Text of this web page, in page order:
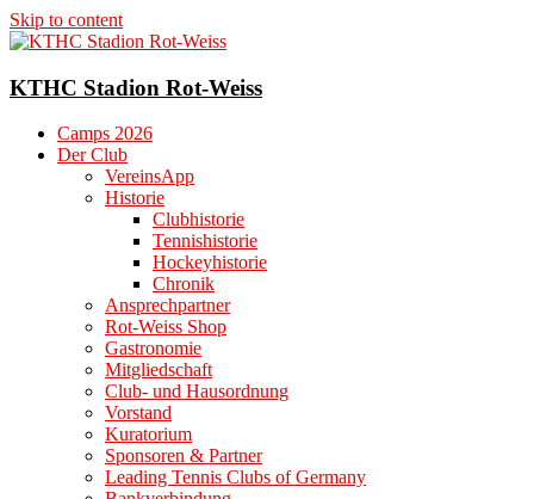
Skip to content
KTHC Stadion Rot-Weiss
Camps 2026
Der Club
VereinsApp
Historie
Clubhistorie
Tennishistorie
Hockeyhistorie
Chronik
Ansprechpartner
Rot-Weiss Shop
Gastronomie
Mitgliedschaft
Club- und Hausordnung
Vorstand
Kuratorium
Sponsoren & Partner
Leading Tennis Clubs of Germany